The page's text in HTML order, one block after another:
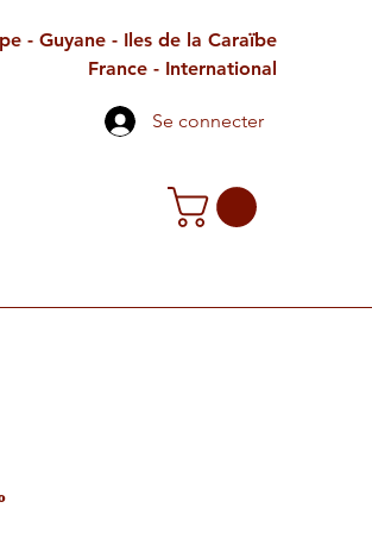
- Guyane - Iles de la Caraïbe
France - International
Se connecter